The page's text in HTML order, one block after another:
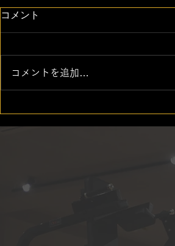
ILUTY FITNESS CLUBでは
安心・安全なサービスの提供
コメント
コメントを追加…